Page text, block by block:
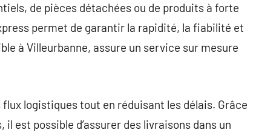
de pièces détachées ou de produits à forte
permet de garantir la rapidité, la fiabilité et
à Villeurbanne, assure un service sur mesure
logistiques tout en réduisant les délais. Grâce
est possible d’assurer des livraisons dans un